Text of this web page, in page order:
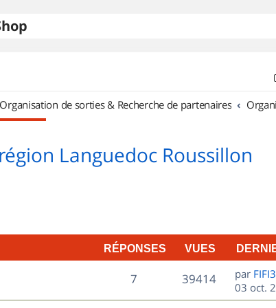
Organisation de sorties & Recherche de partenaires
Languedoc Roussillon
RÉPONSES VUES
7R
é
39414V
u
D
e
r
par
03 oct.